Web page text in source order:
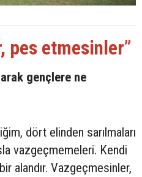
pes etmesinler”
gençlere ne
dört elinden sarılmaları
vazgeçmemeleri. Kendi
alandır. Vazgeçmesinler,